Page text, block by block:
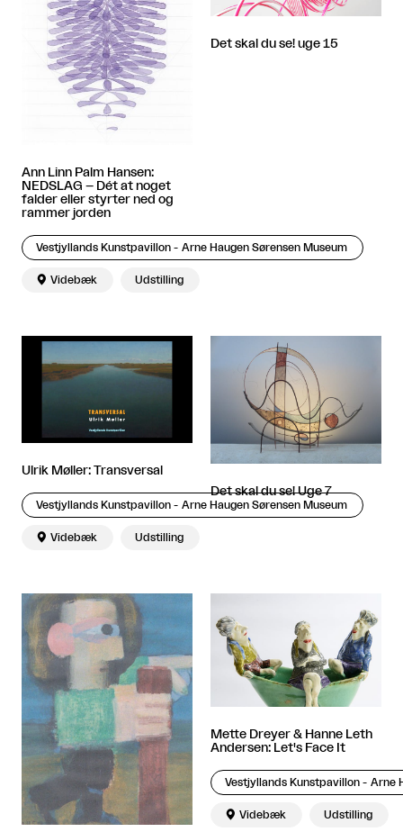
Ann Linn Palm Hansen:
NEDSLAG – Dét at noget
falder eller styrter ned og
rammer jorden
Vestjyllands Kunstpavillon - Arne Haugen Sørensen Museum
 Videbæk Udstilling
Det skal du se! uge 15
Ulrik Møller: Transversal
Vestjyllands Kunstpavillon - Arne Haugen Sørensen Museum
 Videbæk Udstilling
Det skal du se! Uge 7
Mette Dreyer & Hanne Leth
Andersen: Let's Face It
Vestjyllands Kunstpavillon - Arne
 Videbæk Udstilling